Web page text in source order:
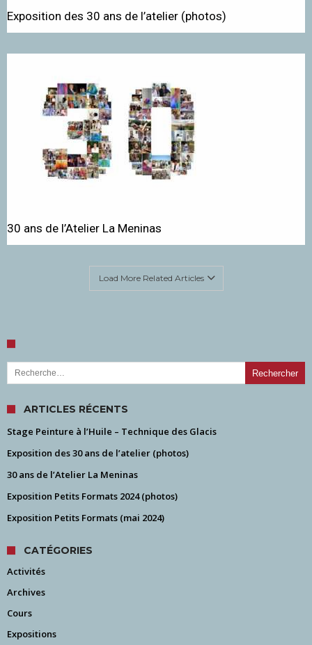
Exposition des 30 ans de l’atelier (photos)
30 ans de l’Atelier La Meninas
Load More Related Articles
Rechercher :
ARTICLES RÉCENTS
Stage Peinture à l’Huile – Technique des Glacis
Exposition des 30 ans de l’atelier (photos)
30 ans de l’Atelier La Meninas
Exposition Petits Formats 2024 (photos)
Exposition Petits Formats (mai 2024)
CATÉGORIES
Activités
Archives
Cours
Expositions